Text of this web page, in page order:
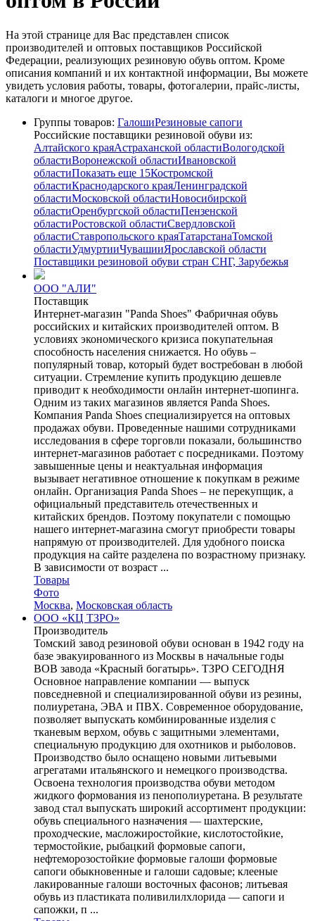
На этой странице для Вас представлен список
производителей и оптовых поставщиков Российской
Федерации, реализующих резиновую обувь оптом. Кроме
описания компаний и их контактной информации, Вы можете
увидеть условия работы, товары, фотогалерии, прайс-листы,
каталоги и многое другое.
Группы товаров: ГалошиРезиновые сапоги
Российские поставщики резиновой обуви из:
Алтайского краяАстраханской областиВологодской
областиВоронежской областиИвановской
областиПоказать еще 15Костромской
областиКраснодарского краяЛенинградской
областиМосковской областиНовосибирской
областиОренбургской областиПензенской
областиРостовской областиСвердловской
областиСтавропольского краяТатарстанаТомской
областиУдмуртииЧувашииЯрославской области
Поставщики резиновой обуви стран СНГ, Зарубежья
ООО "АЛИ"
Поставщик
Интернет-магазин "Panda Shoes" Фабричная обувь
российских и китайских производителей оптом. В
условиях экономического кризиса покупательная
способность населения снижается. Но обувь –
популярный товар, который будет востребован в любой
ситуации. Стремление купить продукцию дешевле
приводит к необходимости онлайн интернет-шопинга.
Одним из таких магазинов является Panda Shoes.
Компания Panda Shoes специализируется на оптовых
продажах обуви. Проведенные нашими сотрудниками
исследования в сфере торговли показали, большинство
интернет-магазинов работает с посредниками. Поэтому
завышенные цены и неактуальная информация
вызывает негативное отношение к покупкам в режиме
онлайн. Организация Panda Shoes – не перекупщик, а
официальный представитель отечественных и
китайских брендов. Поэтому покупатели с помощью
нашего интернет-магазина смогут приобрести товары
напрямую от производителей. Для удобного поиска
продукция на сайте разделена по возрастному признаку.
В зависимости от возраст ...
Товары
Фото
Москва, Московская область
ООО «КЦ ТЗРО»
Производитель
Томский завод резиновой обуви основан в 1942 году на
базе эвакуированного из Москвы в начальные годы
ВОВ завода «Красный богатырь». ТЗРО СЕГОДНЯ
Основное направление компании — выпуск
повседневной и специализированной обуви из резины,
полиуретана, ЭВА и ПВХ. Современное оборудование,
позволяет выпускать комбинированные изделия с
тканевым верхом, обувь с защитными элементами,
специальную продукцию для охотников и рыболовов.
Производство было оснащено новыми литьевыми
агрегатами итальянского и немецкого производства.
Освоена технология производства обуви методом
жидкого формования из пенополиуретана. В результате
завод стал выпускать широкий ассортимент продукции:
обувь специального назначения — шахтерские,
проходческие, масложиростойкие, кислотостойкие,
термостойкие, рыбацкий формовые сапоги,
нефтеморозостойкие формовые галоши формовые
сапоги обыкновенные и галоши садовые; клееные
лакированные галоши восточных фасонов; литьевая
обувь из пластиката поливилилхлорида — сапоги и
сапожки, п ...